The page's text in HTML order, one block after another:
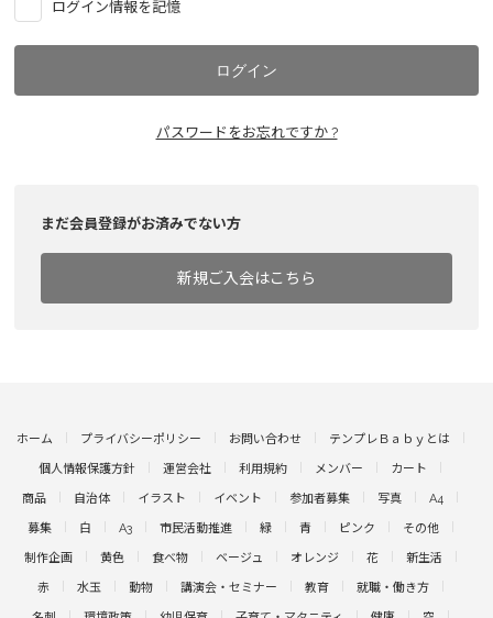
ログイン情報を記憶
パスワードをお忘れですか ?
まだ会員登録がお済みでない方
新規ご入会はこちら
ホーム プライバシーポリシー お問い合わせ テンプレＢａｂｙとは
個人情報保護方針 運営会社 利用規約 メンバー カート
商品 自治体 イラスト イベント 参加者募集 写真 A4
募集 白 A3 市民活動推進 緑 青 ピンク その他
制作企画 黄色 食べ物 ベージュ オレンジ 花 新生活
赤 水玉 動物 講演会・セミナー 教育 就職・働き方